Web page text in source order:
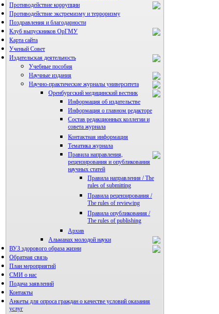
Противодействие коррупции
Противодействие экстремизму и терроризму
Поздравления и благодарности
Клуб выпускников ОрГМУ
Карта сайта
Ученый Совет
Издательская деятельность
Учебные пособия
Научные издания
Научно-практические журналы университета
Оренбургский медицинский вестник
Информация об издательстве
Информация о главном редакторе
Состав редакционных коллегии и
совета журнала
Контактная информация
Тематика журнала
Правила направления,
рецензирования и опубликования
научных статей
Правила направления / The
rules of submitting
Правила рецензирования /
The rules of reviewing
Правила опубликования /
The rules of publishing
Архив
Альманах молодой науки
Редакция журнала
ВУЗ здорового образа жизни
Обратная связь
План мероприятий
СМИ о нас
Подача заявлений
Контакты
Анкеты для опроса граждан о качестве условий оказания
услуг